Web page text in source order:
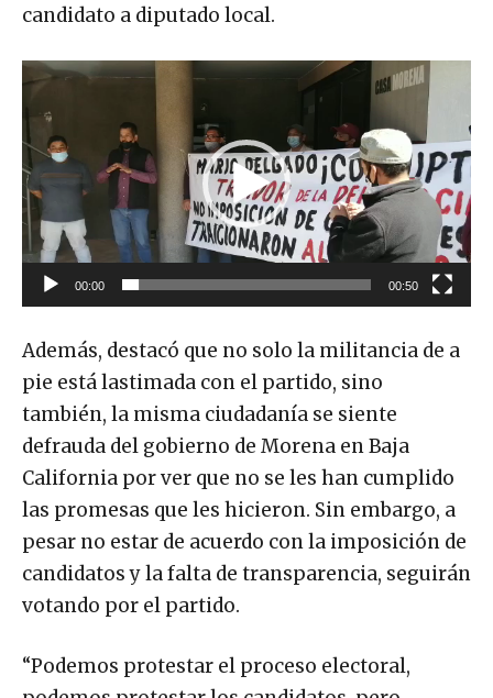
candidato a diputado local.
R
p
r
o
d
u
o
r
d
e
v
í
d
e
o
00:00 00:50
Además, destacó que no solo la militancia de a
pie está lastimada con el partido, sino
también, la misma ciudadanía se siente
defrauda del gobierno de Morena en Baja
California por ver que no se les han cumplido
las promesas que les hicieron. Sin embargo, a
pesar no estar de acuerdo con la imposición de
candidatos y la falta de transparencia, seguirán
votando por el partido.
“Podemos protestar el proceso electoral,